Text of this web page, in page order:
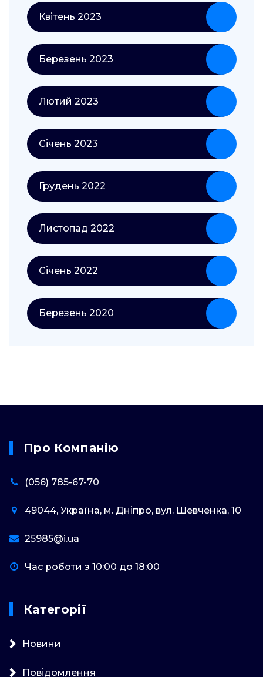
Квітень 2023
Березень 2023
Лютий 2023
Січень 2023
Грудень 2022
Листопад 2022
Січень 2022
Березень 2020
Про Компанію
(056) 785-67-70
49044, Україна, м. Дніпро, вул. Шевченка, 10
25985@i.ua
Час роботи з 10:00 до 18:00
Категорії
Новини
Повідомлення